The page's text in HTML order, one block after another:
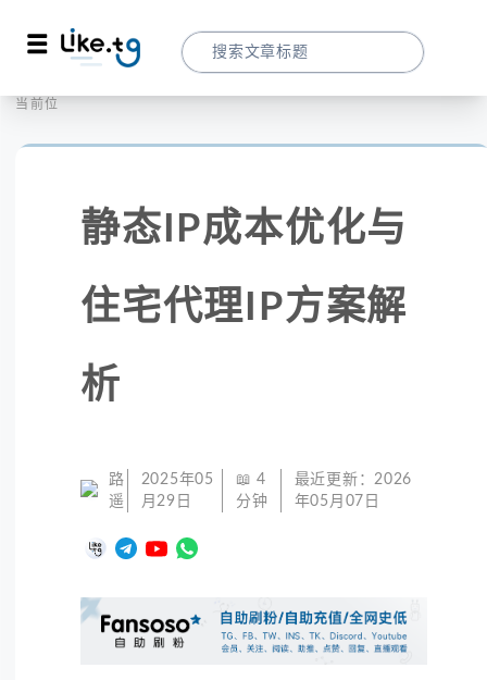
当前位置：
静态IP成本优化与
住宅代理IP方案解
析
路
遥
2025年05
月29日
📖4
分钟
最近更新：2026
年05月07日